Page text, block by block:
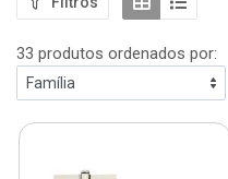
33 produtos ordenados por: